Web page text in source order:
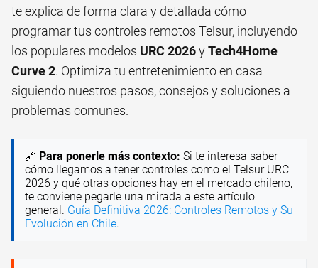
te explica de forma clara y detallada cómo
programar tus controles remotos Telsur, incluyendo
los populares modelos URC 2026yTech4Home
Curve 2. Optimiza tu entretenimiento en casa
siguiendo nuestros pasos, consejos y soluciones a
problemas comunes.
🔗 Para ponerle más contexto: Si te interesa saber
cómo llegamos a tener controles como el Telsur URC
2026 y qué otras opciones hay en el mercado chileno,
te conviene pegarle una mirada a este artículo
general. Guía Definitiva 2026: Controles Remotos y Su
Evolución en Chile.